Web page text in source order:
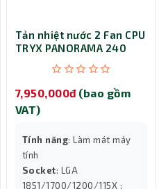
Tản nhiệt nước 2 Fan CPU
TRYX PANORAMA 240
7,950,000đ (bao gồm
VAT)
Tính năng: Làm mát máy
tính
Socket: LGA
1851/1700/1200/115X ;